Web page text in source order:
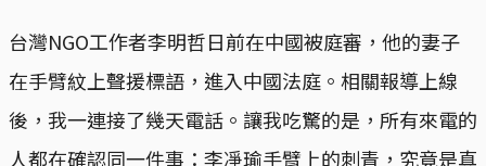
台灣NGO工作者李明哲日前在中國被庭審，他的妻子
在手臂紋上聲援標語，進入中國法庭。相關報導上線
後，我一連接了幾天電話。讓我吃驚的是，所有來電的
人都在確認同一件事：李凈瑜手臂上的刺青，究竟是真